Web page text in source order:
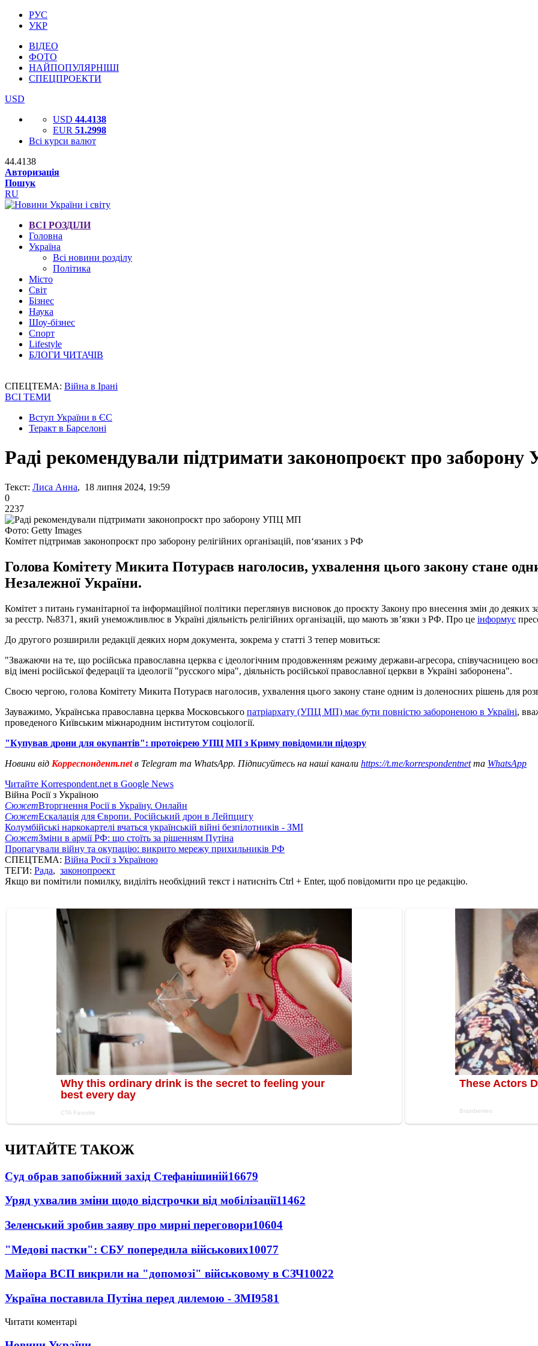
РУС
УКР
ВІДЕО
ФОТО
НАЙПОПУЛЯРНІШІ
СПЕЦПРОЕКТИ
USD
USD 44.4138
EUR 51.2998
Всі курси валют
44.4138
Авторизація
Пошук
RU
ВСІ РОЗДІЛИ
Головна
Україна
Всі новини розділу
Політика
Місто
Світ
Бізнес
Наука
Шоу-бізнес
Спорт
Lifestyle
БЛОГИ ЧИТАЧІВ
СПЕЦТЕМА: Війна в Ірані
ВСІ ТЕМИ
Вступ України в ЄС
Теракт в Барселоні
Раді рекомендували підтримати законопроєкт про
Текст: Лиса Анна, 18 липня 2024, 19:59
0
2237
Фото: Getty Images
Комітет підтримав законопроєкт про заборону релігійних організацій, пов‘язаних з РФ
Голова Комітету Микита Потураєв наголосив, ухвалення цього закону стане
Незалежної України.
Комітет з питань гуманітарної та інформаційної політики переглянув висновок до проєкту Закону про внесення змін до деяких
за реєстр. №8371, який унеможливлює в Україні діяльність релігійних організацій, що мають звʼязки з РФ. Про це інформує
До другого розширили редакції деяких норм документа, зокрема у статті 3 тепер мовиться:
"Зважаючи на те, що російська православна церква є ідеологічним продовженням режиму держави-агресора, співучасницею
від імені російської федерації та ідеології "русского міра", діяльність російської православної церкви в Україні заборонена".
Своєю чергою, голова Комітету Микита Потураєв наголосив, ухвалення цього закону стане одним із доленосних рішень для
Зауважимо, Українська православна церква Московського патріархату (УПЦ МП) має бути повністю забороненою в Україні,
проведеного Київським міжнародним інститутом соціології.
"Купував дрони для окупантів": протоієрею УПЦ МП з Криму повідомили підозру
Новини від Корреспондент.netв Telegram та WhatsApp. Підписуйтесь на наші канали https://t.me/korrespondentnetта WhatsApp
Читайте Korrespondent.net в Google News
Війна Росії з Україною
СюжетВторгнення Росії в Україну. Онлайн
СюжетЕскалація для Європи. Російський дрон в Лейпцигу
Колумбійські наркокартелі вчаться українській війні безпілотників - ЗМІ
СюжетЗміни в армії РФ: що стоїть за рішенням Путіна
Пропагували війну та окупацію: викрито мережу прихильників РФ
СПЕЦТЕМА: Війна Росії з Україною
ТЕГИ: Рада, законопроект
Якщо ви помітили помилку, виділіть необхідний текст і натисніть Ctrl + Enter, щоб повідомити про це редакцію.
ЧИТАЙТЕ ТАКОЖ
Суд обрав запобіжний захід Стефанішиній16679
Уряд ухвалив зміни щодо відстрочки від мобілізації11462
Зеленський зробив заяву про мирні переговори10604
"Медові пастки": СБУ попередила військових10077
Майора ВСП викрили на "допомозі" військовому в СЗЧ10022
Україна поставила Путіна перед дилемою - ЗМІ9581
Читати коментарі